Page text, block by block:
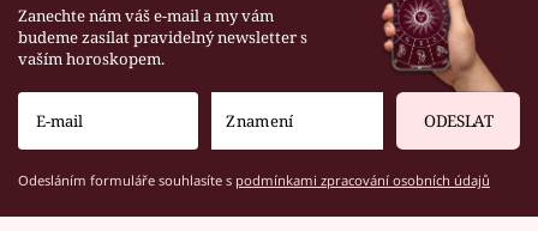
Zanechte nám váš e-mail a my vám
budeme zasílat pravidelný newsletter s
vaším horoskopem.
ODESLAT
Odesláním formuláře souhlasíte s podmínkami zpracování osobních údajů